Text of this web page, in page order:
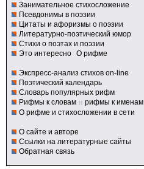
Занимательное стихосложение
Псевдонимы в поэзии
Цитаты и афоризмы о поэзии
Литературно-поэтический юмор
Стихи о поэтах и поэзии
Это интересно О рифме
Экспресс-анализ стихов on-line
Поэтический календарь
Словарь популярных рифм
Рифмы к словам и рифмы к именам
О рифме и стихосложении в сети
О сайте и авторе
Ссылки на литературные сайты
Обратная связь